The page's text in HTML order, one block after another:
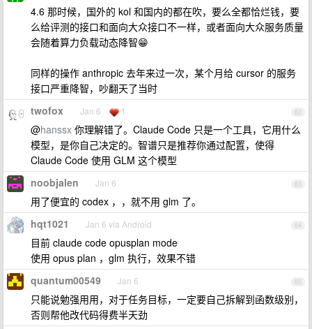
4.6 那时候，国外的 kol 和国内的都在吹，要么全都恰烂钱，要
么给评测的接口和面向大众接口不一样，或者面向大众服务质量
会随着算力负载动态降智😁
同样的操作 anthropic 去年来过一次，某个月给 cursor 的服务
接口严重降智，吵翻天了当时
62
twofox Jan 6 1
@hanssx 你理解错了。Claude Code 只是一个工具，它用什么
模型，是你自己决定的。智谱只是推荐你通过配置，使得
Claude Code 使用 GLM 这个模型
63
noobjalen Jan 6
用了便宜的 codex ，，就不用 glm 了。
64
hqt1021 Jan 6 via Android
目前 claude code opusplan mode
使用 opus plan ，glm 执行，效果不错
65
quantum00549 Jan 6
只能说勉强用用，对于任务目标，一定要自己拆解到函数级别，
否则帮他改代码得费半天劲